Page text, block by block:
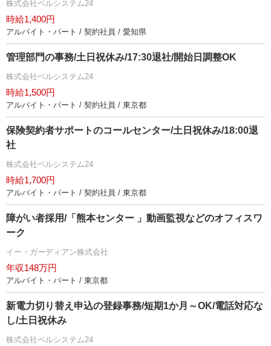
株式会社ベルシステム24
時給1,400円
アルバイト・パート / 契約社員 / 愛知県
管理部門の事務/土日祝休み/17:30退社/開始日調整OK
株式会社ベルシステム24
時給1,500円
アルバイト・パート / 契約社員 / 東京都
保険契約者サポートのコールセンター/土日祝休み/18:00退
社
株式会社ベルシステム24
時給1,700円
アルバイト・パート / 契約社員 / 東京都
障がい者採用/「熊本センター 」動画監視などのオフィスワ
ーク
イー・ガーディアン株式会社
年収148万円
アルバイト・パート / 東京都
新電力切り替え申込の登録事務/短期1か月～OK/電話対応な
し/土日祝休み
株式会社ベルシステム24